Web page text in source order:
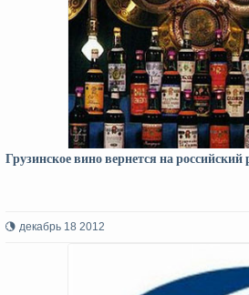
Грузинское вино вернется на российский
декабрь 18 2012